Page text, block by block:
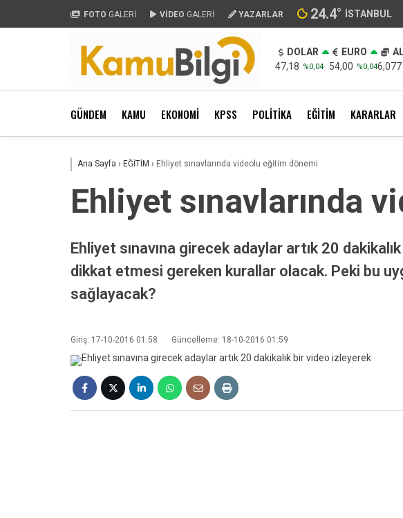
FOTO GALERİ VİDEO GALERİ YAZARLAR 24.4° İSTANBUL
DOLAR
47,18 %0,04
EURO
54,00 %0,046,077
GÜNDEM KAMU EKONOMİ KPSS POLİTİKA EĞİTİM KARARLAR
Ana Sayfa › EĞİTİM › Ehliyet sınavlarında videolu eğitim dönemi
Ehliyet sınavlarında
Ehliyet sınavına girecek adaylar artık 20
dikkat etmesi gereken kurallar olacak. Peki bu
sağlayacak?
Giriş: 17-10-2016 01:58 Güncelleme: 18-10-2016 01:59